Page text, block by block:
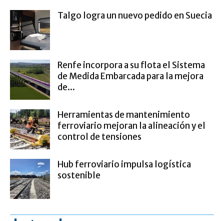
Talgo logra un nuevo pedido en Suecia
Renfe incorpora a su flota el Sistema
de Medida Embarcada para la mejora
de...
Herramientas de mantenimiento
ferroviario mejoran la alineación y el
control de tensiones
Hub ferroviario impulsa logística
sostenible